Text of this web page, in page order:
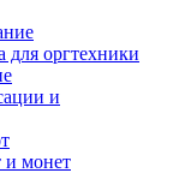
для оргтехники
и
и монет